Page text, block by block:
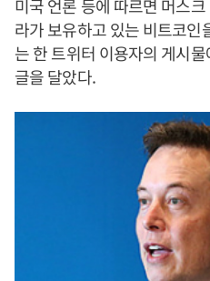
미국 언론 등에 따르면 머스
라가 보유하고 있는 비트코인
는 한 트위터 이용자의 게시
글을 달았다.